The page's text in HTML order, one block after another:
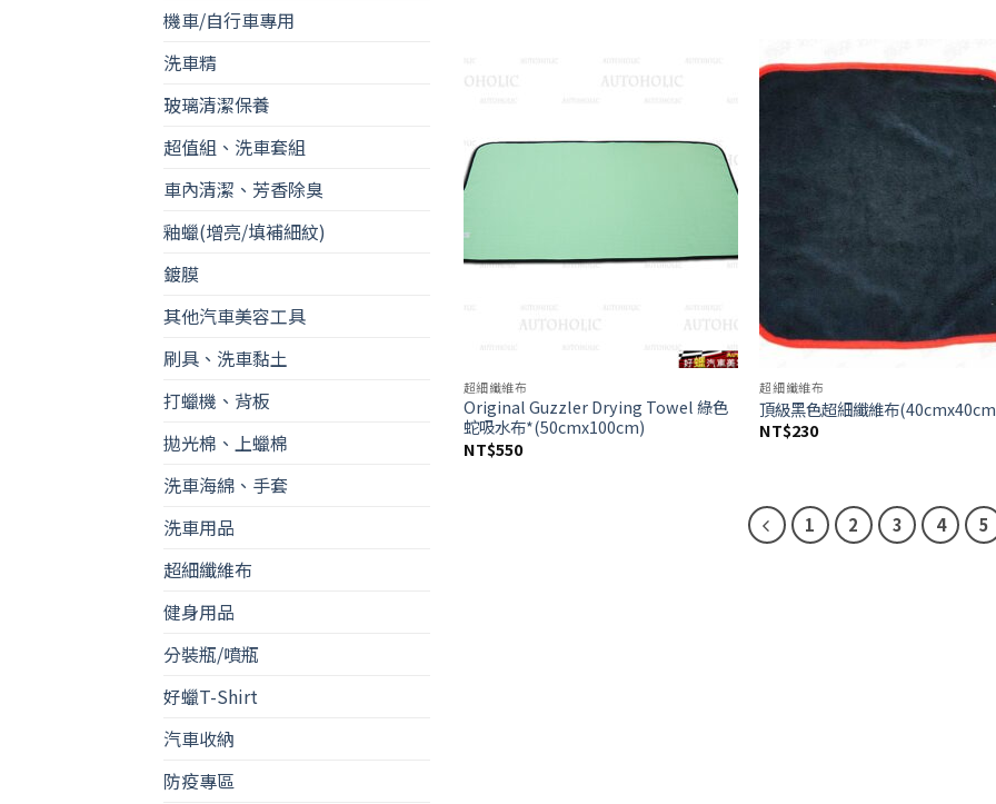
機車/自行車專用
洗車精
玻璃清潔保養
超值組、洗車套組
車內清潔、芳香除臭
釉蠟(增亮/填補細紋)
鍍膜
其他汽車美容工具
刷具、洗車黏土
打蠟機、背板
拋光棉、上蠟棉
洗車海綿、手套
洗車用品
超細纖維布
健身用品
分裝瓶/噴瓶
好蠟T-Shirt
汽車收納
防疫專區
超細纖維布
Original Guzzler Drying Towel 綠色
蛇吸水布*(50cmx100cm)
NT$550
超細纖維布
頂級黑色超細纖維布
NT$230
1 2 3 4 5